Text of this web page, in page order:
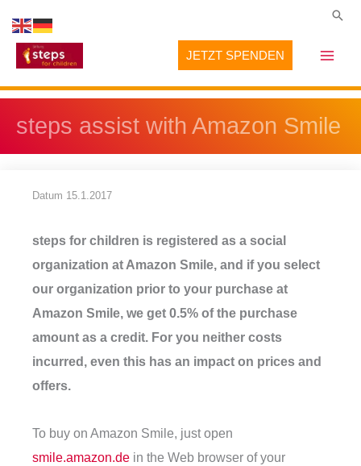
Inhalt
springen
JETZT SPENDEN
steps assist with Amazon Smile
Datum 15.1.2017
steps for children is registered as a social
organization at Amazon Smile, and if you select
our organization prior to your purchase at
Amazon Smile, we get 0.5% of the purchase
amount as a credit. For you neither costs
incurred, even this has an impact on prices and
offers.
To buy on Amazon Smile, just open
smile.amazon.de in the Web browser of your